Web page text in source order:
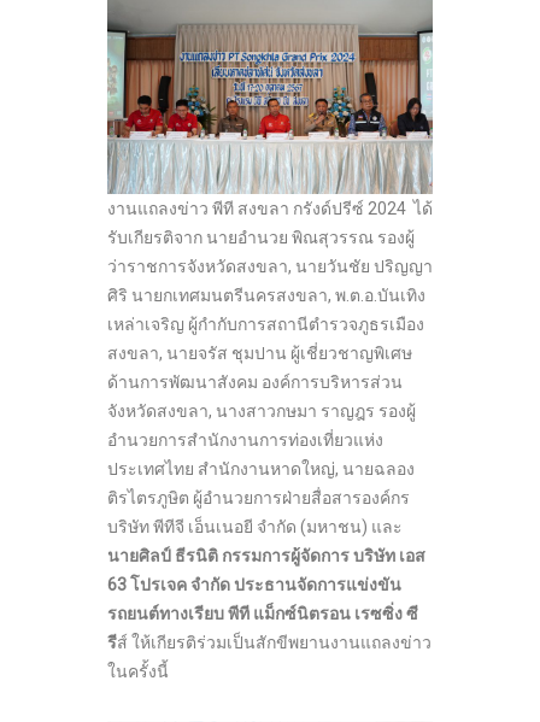
งานแถลงข่าว พีที สงขลา กรังด์ปรีซ์ 2024 ได้
รับเกียรติจาก นายอำนวย พิณสุวรรณ รองผู้
ว่าราชการจังหวัดสงขลา, นายวันชัย ปริญญา
ศิริ นายกเทศมนตรีนครสงขลา, พ.ต.อ.บันเทิง
เหล่าเจริญ ผู้กำกับการสถานีตำรวจภูธรเมือง
สงขลา, นายจรัส ชุมปาน ผู้เชี่ยวชาญพิเศษ
ด้านการพัฒนาสังคม องค์การบริหารส่วน
จังหวัดสงขลา, นางสาวกษมา ราญฎร รองผู้
อำนวยการสำนักงานการท่องเที่ยวแห่ง
ประเทศไทย สำนักงานหาดใหญ่, นายฉลอง
ติรไตรภูษิต ผู้อำนวยการฝ่ายสื่อสารองค์กร
บริษัท พีทีจี เอ็นเนอยี จำกัด (มหาชน) และ
นายศิลป์ ธีรนิติ กรรมการผู้จัดการ บริษัท เอส
63โปรเจค จำกัด ประธานจัดการแข่งขัน
รถยนต์ทางเรียบ พีที แม็กซ์นิตรอน เรซซิ่ง ซี
รีส์ ให้เกียรติร่วมเป็นสักขีพยานงานแถลงข่าว
ในครั้งนี้